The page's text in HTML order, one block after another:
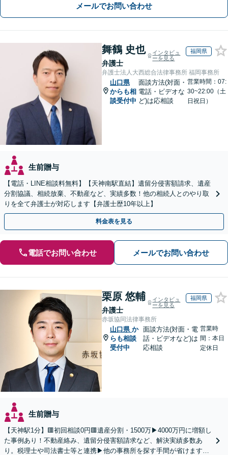
メールでお問い合わせ
舞鶴 史也
弁護士
インタビュ
ーを見る
福岡県
弁護士法人大西総合法律事務所 福岡事務所
山口県
からも相
談受付中
面談方法(対面・
電話・ビデオな
ど)は応相談
営業時間：07:
30~22:00（土
日祝日）
生前贈与
【電話・LINE相談料無料】【天神南駅直結】遺留分侵害額請求、遺産
分割協議、相続放棄、不動産など、実績多数！他の相続人とのやり取
りを全て弁護士が対応します【弁護士歴10年以上】
料金表を見る
電話でお問い合わせ メールでお問い合わせ
栗原 悠輔
弁護士
インタビュ
ーを見る
福岡県
赤坂協同法律事務所
山口県 か
らも相談
受付中
面談方法(対面・電
話・ビデオなど)は
応相談
営業時
間：本日
定休日
生前贈与
【天神駅1分】🟥初回相談0円🟥遺産分割・1500万▶4000万円に増額し
た事例あり！不動産絡み、遺留分侵害額請求など、解決実績多数あ
り。税理士や司法書士等と連携▶他の事務所を探す手間が省けます！